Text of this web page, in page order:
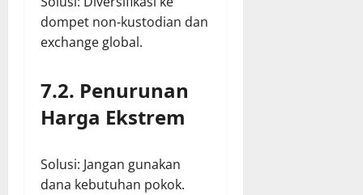
dompet non-kustodian dan
exchange global.
7.2. Penurunan
Harga Ekstrem
Solusi: Jangan gunakan
dana kebutuhan pokok.